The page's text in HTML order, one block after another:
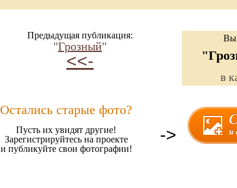
Предыдущая публикация:
"Грозный"
<<-
Вы
в
Остались старые фото?
Пусть их увидят другие!
Зарегистрируйтесь на проекте
и публикуйте свои фотографии!
->